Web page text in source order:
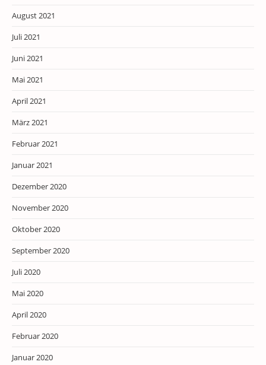
August 2021
Juli 2021
Juni 2021
Mai 2021
April 2021
März 2021
Februar 2021
Januar 2021
Dezember 2020
November 2020
Oktober 2020
September 2020
Juli 2020
Mai 2020
April 2020
Februar 2020
Januar 2020